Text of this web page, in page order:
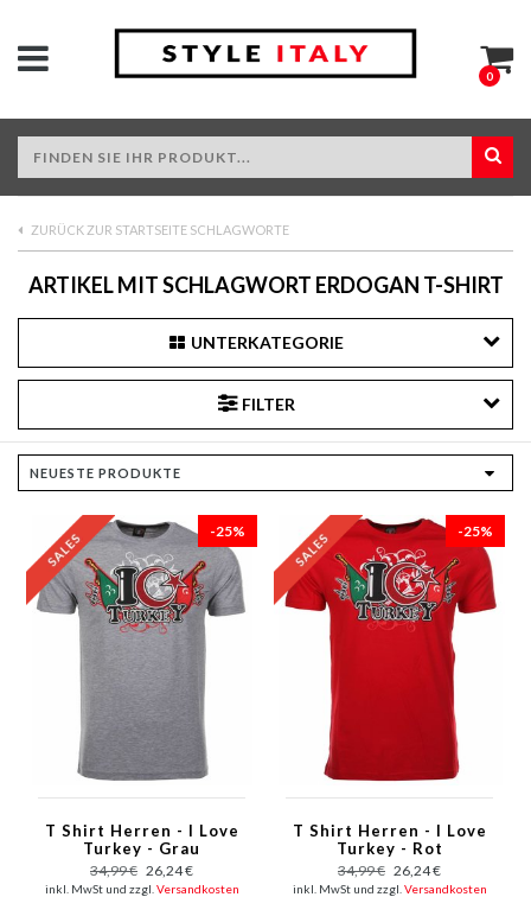
0
ZURÜCK ZUR STARTSEITE SCHLAGWORTE
ARTIKEL MIT SCHLAGWORT ERDOGAN T-SHIRT
UNTERKATEGORIE
FILTER
-25%
T Shirt Herren - I Love
Turkey - Grau
34,99 € 26,24 €
inkl. MwSt und zzgl. Versandkosten
-25%
T Shirt Herren - I Love
Turkey - Rot
34,99 € 26,24 €
inkl. MwSt und zzgl. Versandkosten